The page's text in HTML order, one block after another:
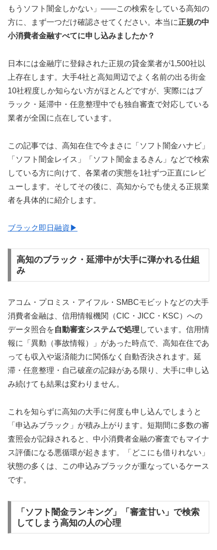
もうソフト闇金しかない」——この検索をしている高知の
方に、まず一つだけ確認させてください。本当に正規の中
小消費者金融すべてに申し込みましたか？
日本には金融庁に登録された正規の貸金業者が1,500社以
上存在します。大手4社と高知周辺でよく名前の出る街金
10社程度しか知らない方がほとんどですが、実際にはブ
ラック・延滞中・任意整理中でも独自審査で対応している
業者が全国に点在しています。
この記事では、高知在住で今まさに「ソフト闇金ハナビ」
「ソフト闇金レイス」「ソフト闇金まるきん」などで検索
している方に向けて、各業者の実態を1社ずつ正直にレビ
ューします。そしてその後に、高知からでも使える正規業
者を具体的に紹介します。
ブラック即日融資▶
高知のブラック・延滞中が大手に弾かれる仕組
み
アコム・プロミス・アイフル・SMBCモビットなどの大手
消費者金融は、信用情報機関（CIC・JICC・KSC）への
データ照合を自動審査システムで処理 しています。信用情
報に「異動（事故情報）」があった時点で、高知在住であ
っても収入や返済能力に関係なく自動否決されます。延
滞・任意整理・自己破産の記録がある限り、大手に申し込
み続けても結果は変わりません。
これを知らずに高知の大手に何度も申し込んでしまうと
「申込みブラック」が積み上がります。短期間に多数の審
査照会が記録されると、中小消費者金融の審査でもマイナ
ス評価になる悪循環が起きます。「どこにも借りれない」
状態の多くは、この申込みブラックが重なっているケース
です。
「ソフト闇金ランキング」「審査甘い」で検索
してしまう高知の人の心理